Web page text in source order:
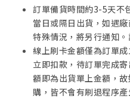
訂單備貨時間約3-5天不
當日或隔日出貨，如遇
特殊情況，將另行通知
線上刷卡金額僅為訂單
立即扣款，待訂單完成
額即為出貨單上金額，
購，皆不會有刷退程序產